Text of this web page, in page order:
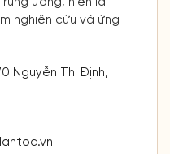
nghiên cứu và ứng
Nguyễn Thị Định,